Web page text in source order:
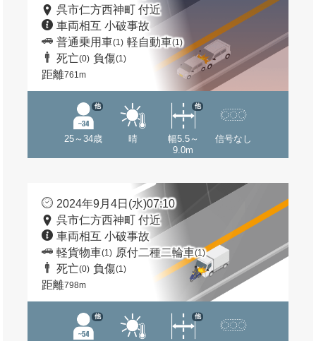
呉市仁方西神町 付近
車両相互 小破事故
普通乗用車(1) 軽自動車(1)
死亡(0) 負傷(1)
距離761m
25～34歳
他
晴
幅5.5～
9.0m
他
信号なし
2024年9月4日(水)07:10
呉市仁方西神町 付近
車両相互 小破事故
軽貨物車(1) 原付二種二輪車(1)
死亡(0) 負傷(1)
距離798m
他 他